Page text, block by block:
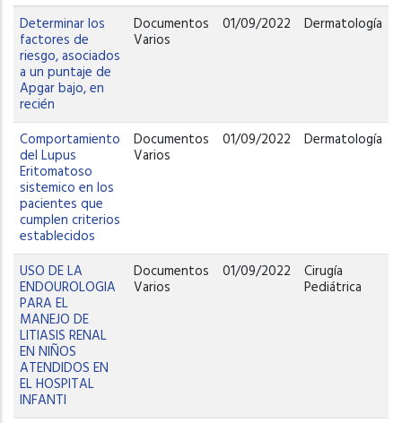
Determinar los
factores de
riesgo, asociados
a un puntaje de
Apgar bajo, en
recién
Documentos
Varios
01/09/2022 Dermatología
Comportamiento
del Lupus
Eritomatoso
sistemico en los
pacientes que
cumplen criterios
establecidos
Documentos
Varios
01/09/2022 Dermatología
USO DE LA
ENDOUROLOGIA
PARA EL
MANEJO DE
LITIASIS RENAL
EN NIÑOS
ATENDIDOS EN
EL HOSPITAL
INFANTI
Documentos
Varios
01/09/2022 Cirugía
Pediátrica